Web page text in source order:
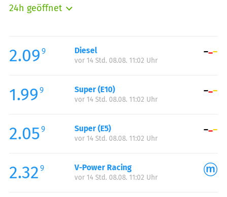
24h geöffnet
Mittwoch:
00:00-24:00
Donnerstag:
Samstag:
00:00-24:00
Sonntag:
2.09 9 Diesel
vor 14 Std. 08.08. 11:02 Uhr
1.99 9 Super (E10)
vor 14 Std. 08.08. 11:02 Uhr
2.059 Super (E5)
vor 14 Std. 08.08. 11:02 Uhr
2.32 9 V-Power Racing
vor 14 Std. 08.08. 11:02 Uhr